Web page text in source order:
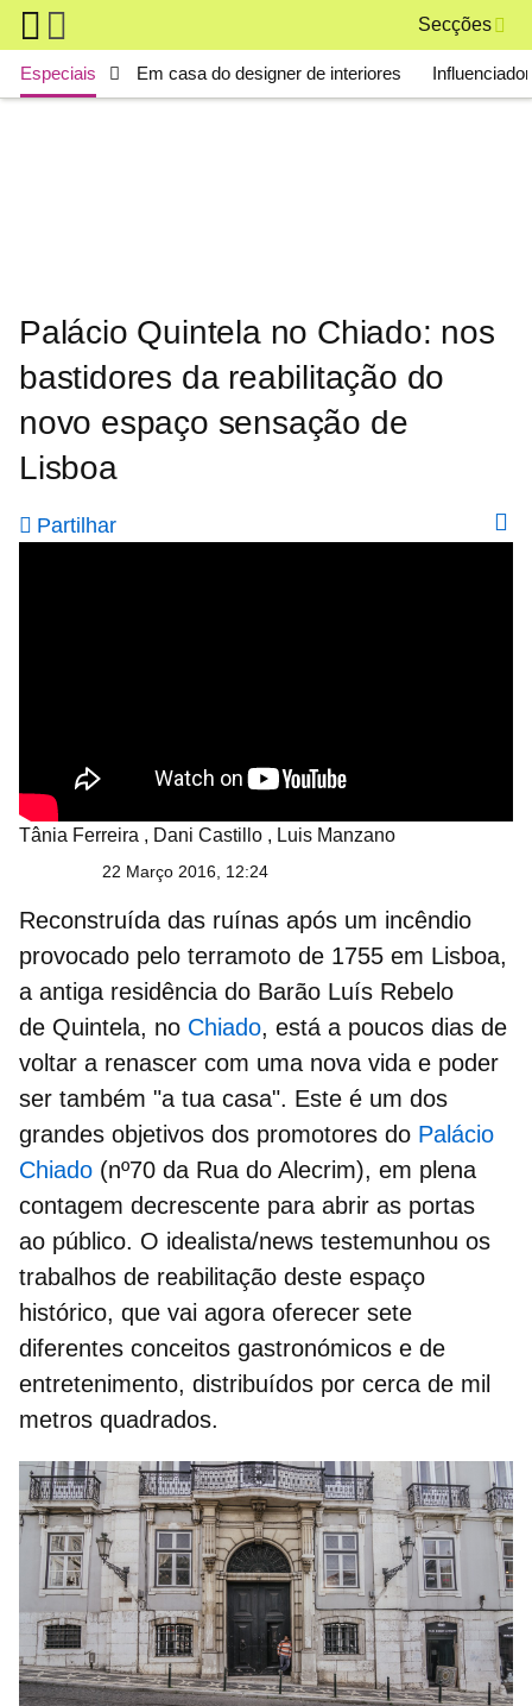
Skip to main content
Secções
Main navigation
Especiais Em casa do designer de interiores
Palácio Quintela no Chiado: nos
bastidores da reabilitação do
novo espaço sensação de
Lisboa
Partilhar
Tânia Ferreira , Dani Castillo , Luis Manzano
22 Março 2016, 12:24
Reconstruída das ruínas após um incêndio
provocado pelo terramoto de 1755 em Lisboa,
a antiga residência do Barão Luís Rebelo
de Quintela, no Chiado, está a poucos dias de
voltar a renascer com uma nova vida e poder
ser também "a tua casa". Este é um dos
grandes objetivos dos promotores do Palácio
Chiado (nº70 da Rua do Alecrim), em plena
contagem decrescente para abrir as portas
ao público. O idealista/news testemunhou os
trabalhos de reabilitação deste espaço
histórico, que vai agora oferecer sete
diferentes conceitos gastronómicos e de
entretenimento, distribuídos por cerca de mil
metros quadrados.